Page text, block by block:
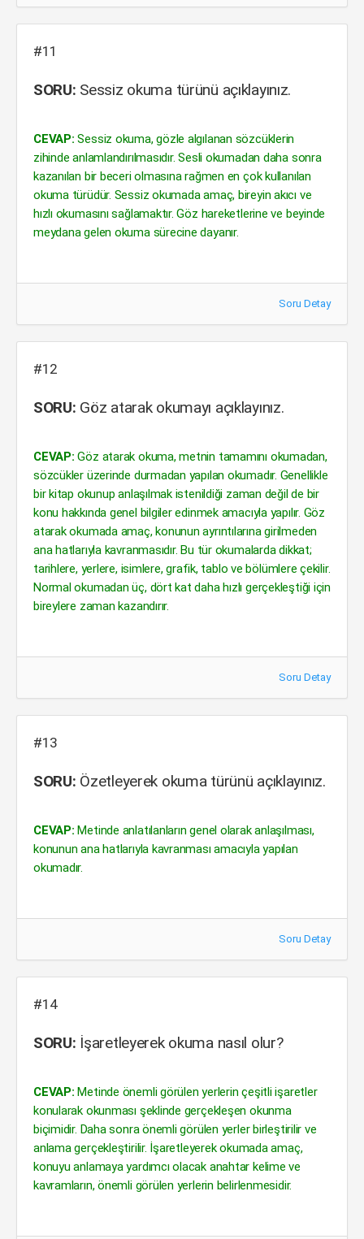
#11
SORU: Sessiz okuma türünü açıklayınız.
CEVAP: Sessiz okuma, gözle algılanan sözcüklerin
zihinde anlamlandırılmasıdır. Sesli okumadan daha sonra
kazanılan bir beceri olmasına rağmen en çok kullanılan
okuma türüdür. Sessiz okumada amaç, bireyin akıcı ve
hızlı okumasını sağlamaktır. Göz hareketlerine ve beyinde
meydana gelen okuma sürecine dayanır.
Soru Detay
#12
SORU: Göz atarak okumayı açıklayınız.
CEVAP: Göz atarak okuma, metnin tamamını okumadan,
sözcükler üzerinde durmadan yapılan okumadır. Genellikle
bir kitap okunup anlaşılmak istenildiği zaman değil de bir
konu hakkında genel bilgiler edinmek amacıyla yapılır. Göz
atarak okumada amaç, konunun ayrıntılarına girilmeden
ana hatlarıyla kavranmasıdır. Bu tür okumalarda dikkat;
tarihlere, yerlere, isimlere, grafik, tablo ve bölümlere çekilir.
Normal okumadan üç, dört kat daha hızlı gerçekleştiği için
bireylere zaman kazandırır.
Soru Detay
#13
SORU: Özetleyerek okuma türünü açıklayınız.
CEVAP: Metinde anlatılanların genel olarak anlaşılması,
konunun ana hatlarıyla kavranması amacıyla yapılan
okumadır.
Soru Detay
#14
SORU: İşaretleyerek okuma nasıl olur?
CEVAP: Metinde önemli görülen yerlerin çeşitli işaretler
konularak okunması şeklinde gerçekleşen okunma
biçimidir. Daha sonra önemli görülen yerler birleştirilir ve
anlama gerçekleştirilir. İşaretleyerek okumada amaç,
konuyu anlamaya yardımcı olacak anahtar kelime ve
kavramların, önemli görülen yerlerin belirlenmesidir.